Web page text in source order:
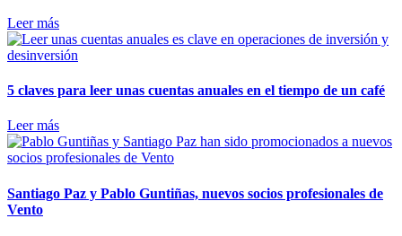
Leer más
5 claves para leer unas cuentas anuales en el tiempo de un café
Leer más
Santiago Paz y Pablo Guntiñas, nuevos socios profesionales de
Vento